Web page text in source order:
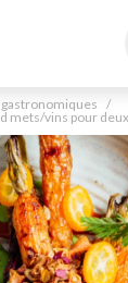
gastronomiques
mets/vins pour deux